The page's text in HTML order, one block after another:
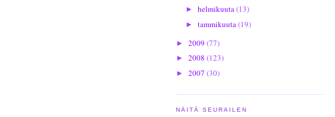
► helmikuuta(13)
► tammikuuta(19)
► 2009 (77)
► 2008 (123)
► 2007 (30)
NÄITÄ SEURAILEN